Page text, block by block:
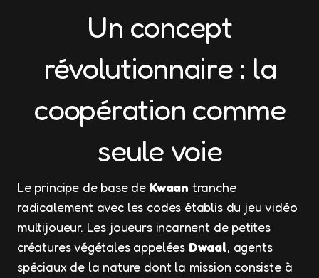
Un concept
révolutionnaire : la
coopération comme
seule voie
Le principe de base de Kwaan tranche
radicalement avec les codes établis du jeu vidéo
multijoueur. Les joueurs incarnent de petites
créatures végétales appelées Dwaal, agents
spéciaux de la nature dont la mission consiste à